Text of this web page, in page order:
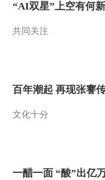
“AI双星”上空有何
共同关注
百年潮起 再现张謇
文化十分
一醋一面 “酸”出亿